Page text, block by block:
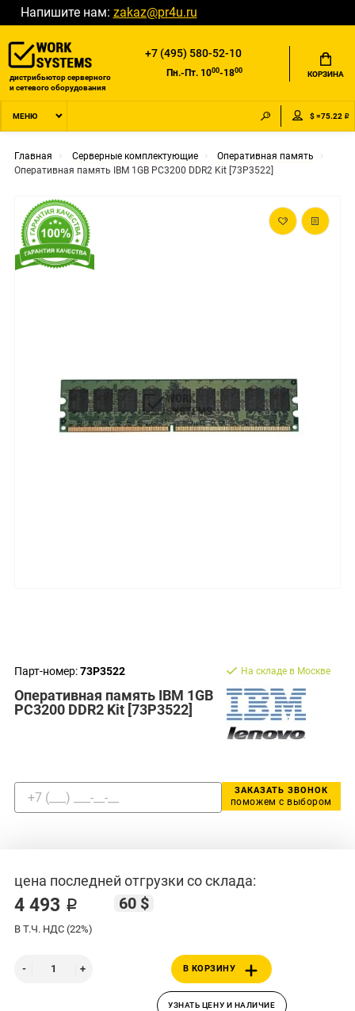
Напишите нам: zakaz@pr4u.ru
дистрибьютор серверного
и сетевого оборудования
+7 (495) 580-52-10
Пн.-Пт. 1000-1800 КОРЗИНА
МЕНЮ $ =75.22 ₽
Главная Серверные комплектующие
Оперативная память
Оперативная память IBM 1GB PC3200 DDR2 Kit [73P3522]
Парт-номер:73P3522
Оперативная память IBM 1GB
PC3200 DDR2 Kit [73P3522]
На складе в Москве
ЗАКАЗАТЬ ЗВОНОК
поможем с выбором
цена последней отгрузки со склада:
4 493 ₽ 60 $
В Т.Ч. НДС (22%)
В КОРЗИНУ
УЗНАТЬ ЦЕНУ И НАЛИЧИЕ